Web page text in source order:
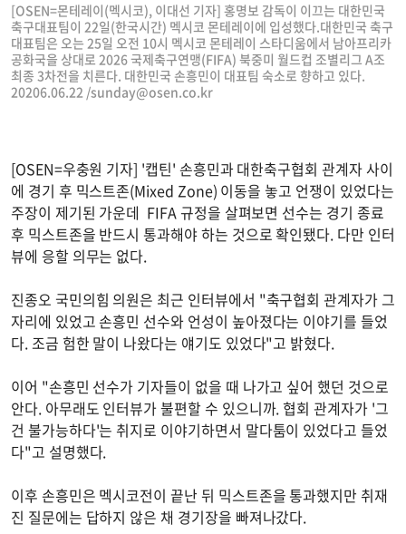
[OSEN=몬테레이(멕시코), 이대선 기자] 홍명보 감독이 이끄는 대한민국
축구대표팀이 22일(한국시간) 멕시코 몬테레이에 입성했다.대한민국 축구
대표팀은 오는 25일 오전 10시 멕시코 몬테레이 스타디움에서 남아프리카
공화국을 상대로 2026 국제축구연맹(FIFA) 북중미 월드컵 조별리그 A조
최종 3차전을 치른다. 대한민국 손흥민이 대표팀 숙소로 향하고 있다.
20206.06.22 /sunday@osen.co.kr
[OSEN=우충원 기자] '캡틴' 손흥민과 대한축구협회 관계자 사이
에 경기 후 믹스트존(Mixed Zone) 이동을 놓고 언쟁이 있었다는
주장이 제기된 가운데 FIFA 규정을 살펴보면 선수는 경기 종료
후 믹스트존을 반드시 통과해야 하는 것으로 확인됐다. 다만 인터
뷰에 응할 의무는 없다.
진종오 국민의힘 의원은 최근 인터뷰에서 "축구협회 관계자가 그
자리에 있었고 손흥민 선수와 언성이 높아졌다는 이야기를 들었
다. 조금 험한 말이 나왔다는 얘기도 있었다"고 밝혔다.
이어 "손흥민 선수가 기자들이 없을 때 나가고 싶어 했던 것으로
안다. 아무래도 인터뷰가 불편할 수 있으니까. 협회 관계자가 '그
건 불가능하다'는 취지로 이야기하면서 말다툼이 있었다고 들었
다"고 설명했다.
이후 손흥민은 멕시코전이 끝난 뒤 믹스트존을 통과했지만 취재
진 질문에는 답하지 않은 채 경기장을 빠져나갔다.